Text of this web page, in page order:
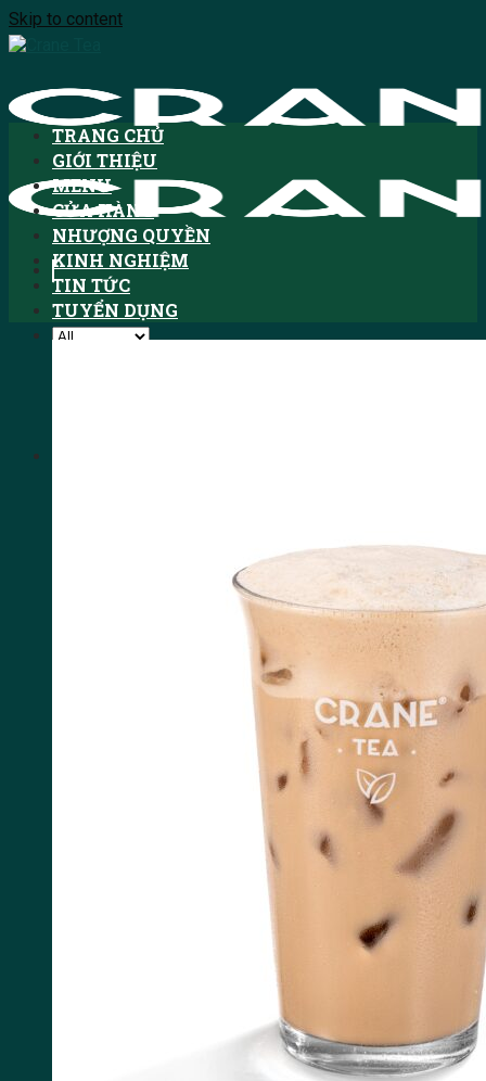
Skip to content
TRANG CHỦ
GIỚI THIỆU
MENU
CỬA HÀNG
NHƯỢNG QUYỀN
KINH NGHIỆM
TIN TỨC
TUYỂN DỤNG